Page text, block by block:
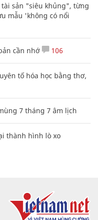
sản "siêu khủng", từng
mẫu 'không có nổi
cần nhớ 106
tố hóa học bằng thơ,
7 tháng 7 âm lịch
thành hình lò xo